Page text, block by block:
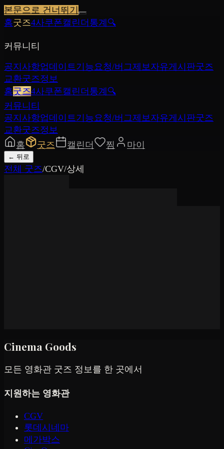
본문으로 건너뛰기
홈굿즈4사쿠폰캘린더 통계 🔍
커뮤니티
공지사항업데이트기능요청/버그제보자유게시판굿즈
교환굿즈정보
홈굿즈4사쿠폰캘린더 통계 🔍
커뮤니티
공지사항업데이트기능요청/버그제보자유게시판굿즈
교환굿즈정보
홈
굿즈 캘린더 찜 마이
← 뒤로
전체 굿즈/CGV/상세
Cinema Goods
모든 영화관 굿즈 정보를 한 곳에서
지원하는 영화관
CGV
롯데시네마
메가박스